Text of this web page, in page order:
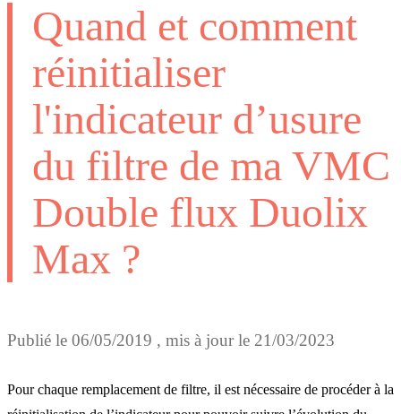
Quand et comment
réinitialiser
l'indicateur d’usure
du filtre de ma VMC
Double flux Duolix
Max ?
Publié le 06/05/2019 , mis à jour le 21/03/2023
Pour chaque remplacement de filtre, il est nécessaire de procéder à la